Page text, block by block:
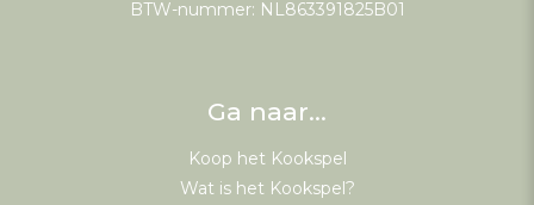
BTW-nummer: NL863391825B01
Ga naar…
Koop het Kookspel
Wat is het Kookspel?